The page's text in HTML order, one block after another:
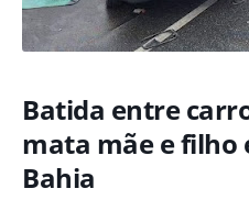
Batida entre
mata mãe e filho
Bahia